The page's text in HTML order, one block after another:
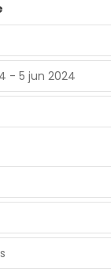
- 5 jun 2024